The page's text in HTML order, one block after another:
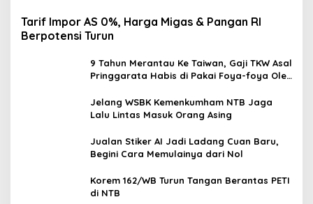
Tarif Impor AS 0%, Harga Migas & Pangan RI
Berpotensi Turun
9 Tahun Merantau Ke Taiwan, Gaji TKW Asal
Pringgarata Habis di Pakai Foya-foya Oleh
Jelang WSBK Kemenkumham NTB Jaga
Lalu Lintas Masuk Orang Asing
Jualan Stiker AI Jadi Ladang Cuan Baru,
Begini Cara Memulainya dari Nol
Korem 162/WB Turun Tangan Berantas PETI
di NTB